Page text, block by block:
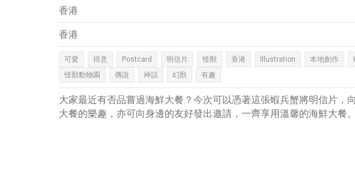
香港
香港
可愛 得意 Postcard 明信片 怪獸 香港 Illustration 本地創作
怪獸動物園
傳說 神話 幻獸 有趣
大家最近有否品嘗過海鮮大餐？今次可以憑著這張蝦兵蟹將明信片，
大餐的樂趣，亦可向身邊的友好發出邀請，一齊享用溫馨的海鮮大餐。